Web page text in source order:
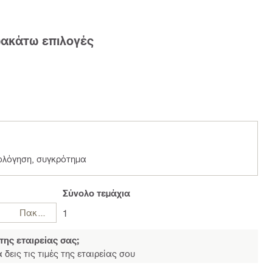
επιλογές
συγκρότημα
Σύνολο τεμάχια
1
εταιρείας σας;
δεις τις τιμές της εταιρείας σου